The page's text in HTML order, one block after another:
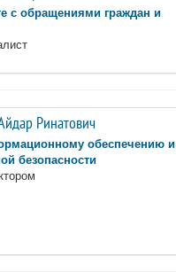
с обращениями граждан и
Ринатович
обеспечению и
безопасности